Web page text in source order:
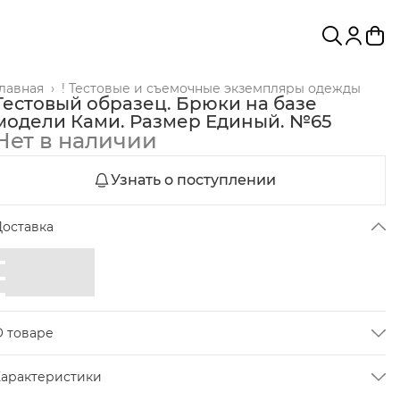
! Тестовые и съемочные экземпляры одежды
›
образец. Брюки на базе
Ками. Размер Единый. №65
в наличии
Узнать о поступлении
товаре
брюки из рами и хлопка на базе брюк
Ткань просвечивает.